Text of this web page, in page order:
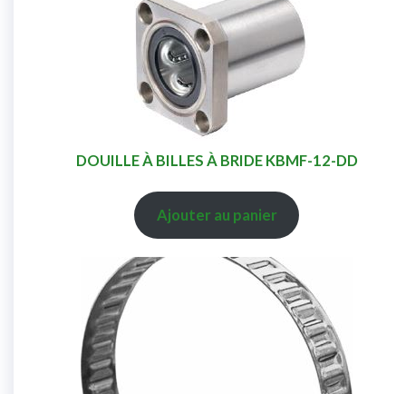
DOUILLE À BILLES À BRIDE KBMF-12-DD
Ajouter au panier